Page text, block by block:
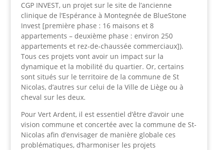
CGP INVEST, un projet sur le site de l’ancienne
clinique de l’Espérance à Montegnée de BlueStone
Invest [première phase : 16 maisons et 8
appartements – deuxième phase : environ 250
appartements et rez-de-chaussée commerciaux]).
Tous ces projets vont avoir un impact sur la
dynamique et la mobilité du quartier. Or, certains
sont situés sur le territoire de la commune de St
Nicolas, d’autres sur celui de la Ville de Liège ou à
cheval sur les deux.
Pour Vert Ardent, il est essentiel d’être d’avoir une
vision commune et concertée avec la commune de St-
Nicolas afin d’envisager de manière globale ces
problématiques, d’harmoniser les projets